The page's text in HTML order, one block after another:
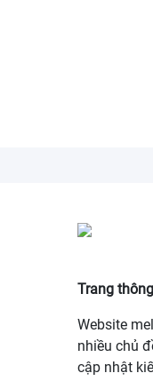
Trang
Website
nhiều chủ
cập nhật